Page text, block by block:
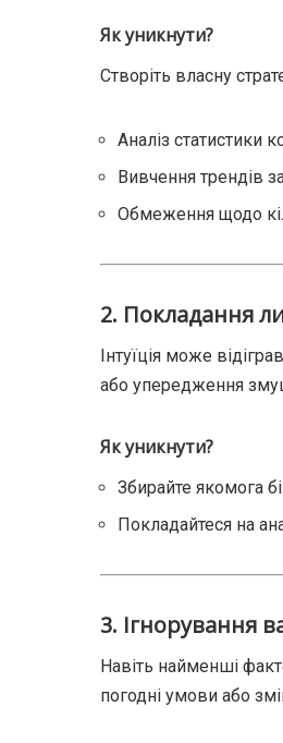
Як уникнути?
Створіть власну
Аналіз статистики
Вивчення трендів
Обмеження щодо
2. Покладання
Інтуїція може
або упередження
Як уникнути?
Збирайте якомога
Покладайтеся на
3. Ігнорування
Навіть найменші
погодні умови або